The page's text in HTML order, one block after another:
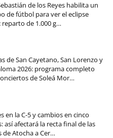
de los Reyes habilita un
de fútbol para ver el eclipse
reparto de 1.000 g…
de San Cayetano, San Lorenzo y
2026: programa completo
de Soleá Mor…
en la C-5 y cambios en cinco
así afectará la recta final de las
de Atocha a Cer…